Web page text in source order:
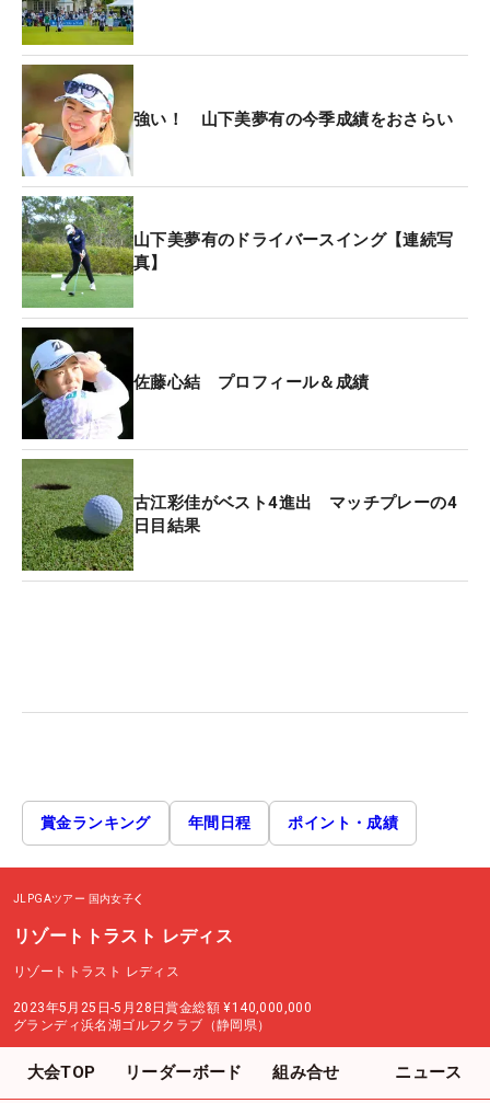
強い！ 山下美夢有の今季成績をおさらい
山下美夢有のドライバースイング【連続写
真】
佐藤心結 プロフィール＆成績
古江彩佳がベスト4進出 マッチプレーの4
日目結果
賞金ランキング 年間日程 ポイント・成績
JLPGAツアー 国内女子
リゾートトラスト レディス
リゾートトラスト レディス
2023年5月25日-5月28日賞金総額 ¥140,000,000
グランディ浜名湖ゴルフクラブ（静岡県）
大会TOP リーダーボード 組み合せ ニュース